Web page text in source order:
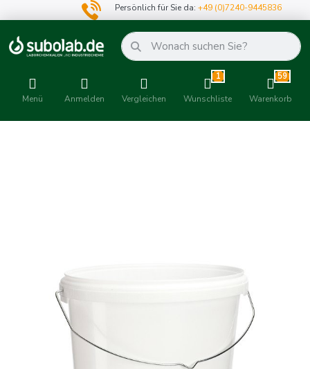
Persönlich für Sie da:+49 (0)7240-9445836
Menü Anmelden Vergleichen
1
Wunschliste
59
Warenkorb